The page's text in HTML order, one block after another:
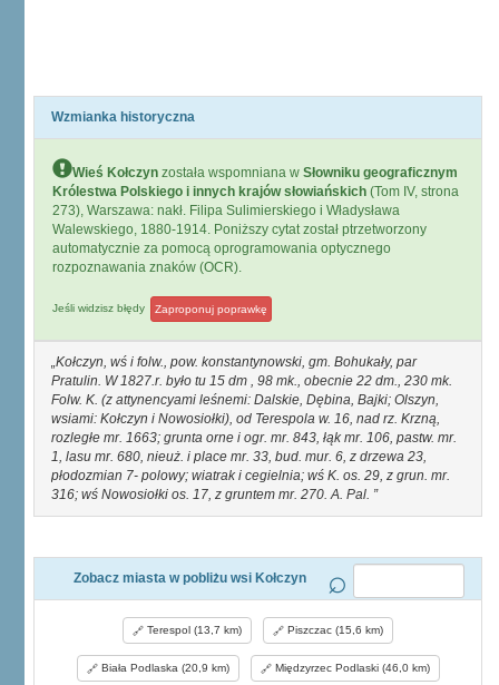
Wzmianka historyczna
Wieś Kołczyn została wspomniana w Słowniku geograficznym
Królestwa Polskiego i innych krajów słowiańskich (Tom IV, strona
273), Warszawa: nakł. Filipa Sulimierskiego i Władysława
Walewskiego, 1880-1914. Poniższy cytat został ptrzetworzony
automatycznie za pomocą oprogramowania optycznego
rozpoznawania znaków (OCR).
Jeśli widzisz błędy Zaproponuj poprawkę
Kołczyn, wś i folw., pow. konstantynowski, gm. Bohukały, par
Pratulin. W 1827.r. było tu 15 dm , 98 mk., obecnie 22 dm., 230 mk.
Folw. K. (z attynencyami leśnemi: Dalskie, Dębina, Bajki; Olszyn,
wsiami: Kołczyn i Nowosiołki), od Terespola w. 16, nad rz. Krzną,
rozległe mr. 1663; grunta orne i ogr. mr. 843, łąk mr. 106, pastw. mr.
1, lasu mr. 680, nieuż. i place mr. 33, bud. mur. 6, z drzewa 23,
płodozmian 7- polowy; wiatrak i cegielnia; wś K. os. 29, z grun. mr.
316; wś Nowosiołki os. 17, z gruntem mr. 270. A. Pal.
Zobacz miasta w pobliżu wsi Kołczyn
Terespol (13,7 km) Piszczac (15,6 km)
Biała Podlaska (20,9 km) Międzyrzec Podlaski (46,0 km)